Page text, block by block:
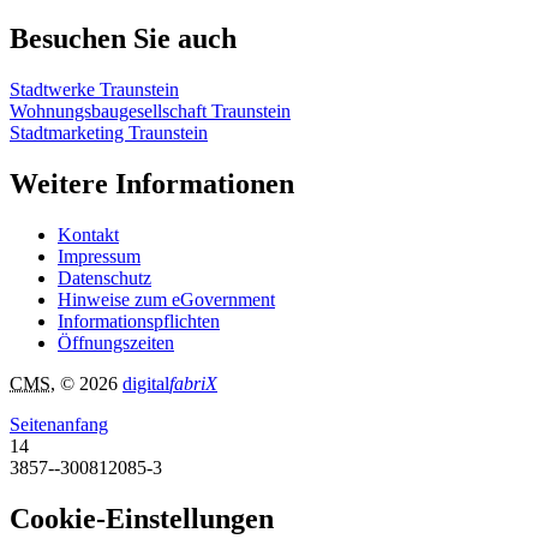
Besuchen Sie auch
Stadtwerke Traunstein
Wohnungsbaugesellschaft Traunstein
Stadtmarketing Traunstein
Weitere Informationen
Kontakt
Impressum
Datenschutz
Hinweise zum eGovernment
Informationspflichten
Öffnungszeiten
CMS, © 2026 digitalfabriX
Seitenanfang
14
3857--300812085-3
Cookie-Einstellungen